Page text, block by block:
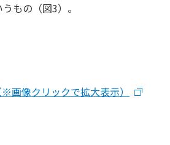
もの（図3）。
※画像クリックで拡大表示）